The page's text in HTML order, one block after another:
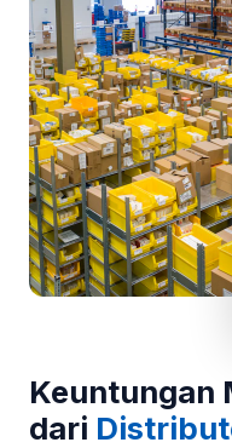
Keuntungan
dari